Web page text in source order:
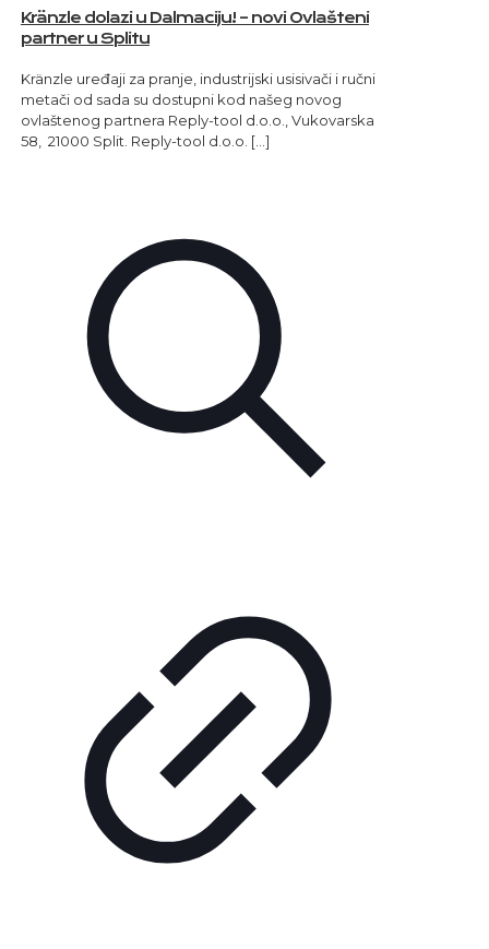
Kränzle dolazi u Dalmaciju! – novi Ovlašteni
partner u Splitu
Kränzle uređaji za pranje, industrijski usisivači i ručni
metači od sada su dostupni kod našeg novog
ovlaštenog partnera Reply-tool d.o.o., Vukovarska
58, 21000 Split. Reply-tool d.o.o. […]